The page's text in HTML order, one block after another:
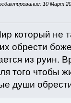
10 Март
который не
обрести
из руин.
того чтобы
души